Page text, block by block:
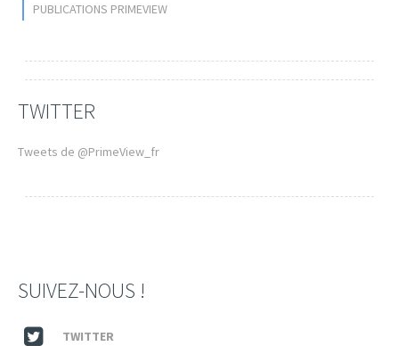
PUBLICATIONS PRIMEVIEW
TWITTER
Tweets de @PrimeView_fr
SUIVEZ-NOUS !
TWITTER